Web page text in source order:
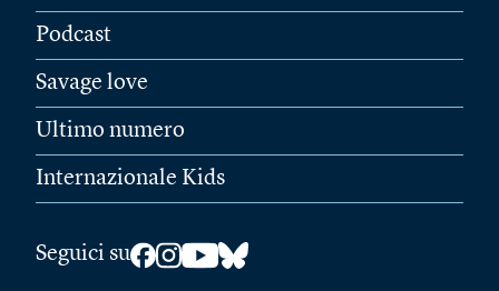
Podcast
Savage love
Ultimo numero
Internazionale Kids
Seguici su